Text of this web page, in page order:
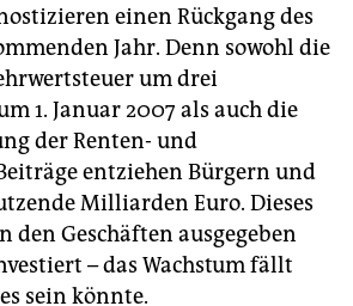
einen Rückgang des
Jahr. Denn sowohl die
um drei
1. Januar 2007 als auch die
der Renten- und
entziehen Bürgern und
Milliarden Euro. Dieses
den Geschäften ausgegeben
– das Wachstum fällt
sein könnte.